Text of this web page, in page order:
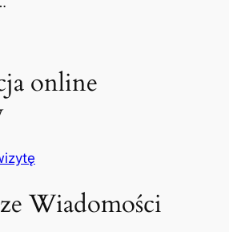
online
Wiadomości